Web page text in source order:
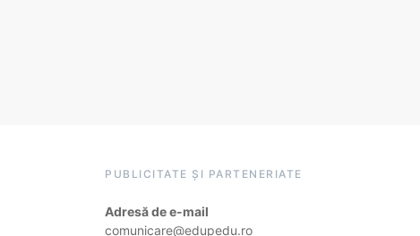
PUBLICITATE ȘI PARTENERIATE
Adresă de e-mail
comunicare@edupedu.ro